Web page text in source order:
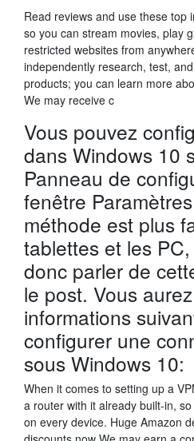
Read reviews and use these top
so you can stream movies, play
restricted websites from
independently research, test,
products; you can learn more
We may receive c
Vous pouvez
dans Windows 10
Panneau de
fenêtre
méthode est plus
tablettes et les
donc parler de
le post. Vous
informations
configurer une
sous Windows 10:
When it comes to setting up a
a router with it already built-in,
on every device. Huge Amazon